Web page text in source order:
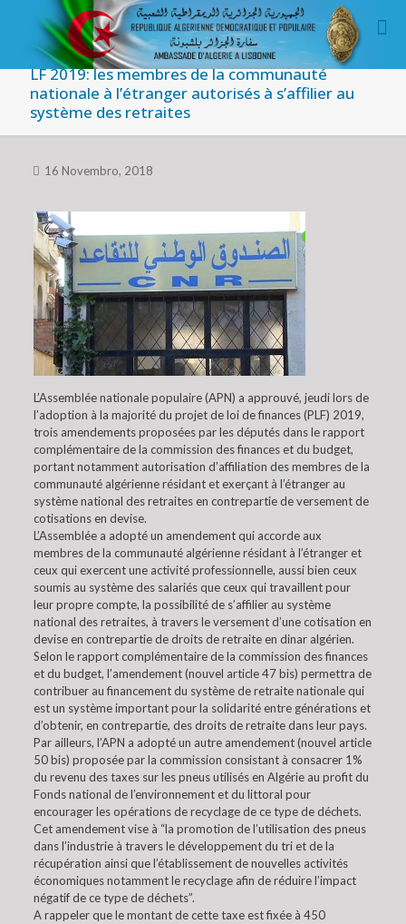
LF 2019: les membres de la communauté
nationale à l’étranger autorisés à s’affilier au
système des retraites
16 Novembro, 2018
L’Assemblée nationale populaire (APN) a approuvé, jeudi lors de
l’adoption à la majorité du projet de loi de finances (PLF) 2019,
trois amendements proposées par les députés dans le rapport
complémentaire de la commission des finances et du budget,
portant notamment autorisation d’affiliation des membres de la
communauté algérienne résidant et exerçant à l’étranger au
système national des retraites en contrepartie de versement de
cotisations en devise.
L’Assemblée a adopté un amendement qui accorde aux
membres de la communauté algérienne résidant à l’étranger et
ceux qui exercent une activité professionnelle, aussi bien ceux
soumis au système des salariés que ceux qui travaillent pour
leur propre compte, la possibilité de s’affilier au système
national des retraites, à travers le versement d’une cotisation en
devise en contrepartie de droits de retraite en dinar algérien.
Selon le rapport complémentaire de la commission des finances
et du budget, l’amendement (nouvel article 47 bis) permettra de
contribuer au financement du système de retraite nationale qui
est un système important pour la solidarité entre générations et
d’obtenir, en contrepartie, des droits de retraite dans leur pays.
Par ailleurs, l’APN a adopté un autre amendement (nouvel article
50 bis) proposée par la commission consistant à consacrer 1%
du revenu des taxes sur les pneus utilisés en Algérie au profit du
Fonds national de l’environnement et du littoral pour
encourager les opérations de recyclage de ce type de déchets.
Cet amendement vise à “la promotion de l’utilisation des pneus
dans l’industrie à travers le développement du tri et de la
récupération ainsi que l’établissement de nouvelles activités
économiques notamment le recyclage afin de réduire l’impact
négatif de ce type de déchets”.
A rappeler que le montant de cette taxe est fixée à 450